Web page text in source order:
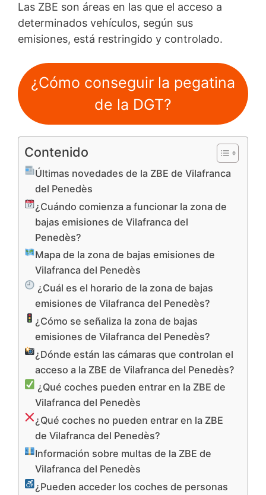
Las ZBE son áreas en las que el acceso a
determinados vehículos, según sus
emisiones, está restringido y controlado.
¿Cómo conseguir la pegatina
de la DGT?
Contenido
Últimas novedades de la ZBE de Vilafranca
del Penedès
¿Cuándo comienza a funcionar la zona de
bajas emisiones de Vilafranca del
Penedès?
Mapa de la zona de bajas emisiones de
Vilafranca del Penedès
¿Cuál es el horario de la zona de bajas
emisiones de Vilafranca del Penedès?
¿Cómo se señaliza la zona de bajas
emisiones de Vilafranca del Penedès?
¿Dónde están las cámaras que controlan el
acceso a la ZBE de Vilafranca del Penedès?
¿Qué coches pueden entrar en la ZBE de
Vilafranca del Penedès
¿Qué coches no pueden entrar en la ZBE
de Vilafranca del Penedès?
Información sobre multas de la ZBE de
Vilafranca del Penedès
¿Pueden acceder los coches de personas